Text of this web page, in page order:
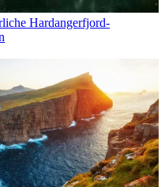
Hardangerfjord-